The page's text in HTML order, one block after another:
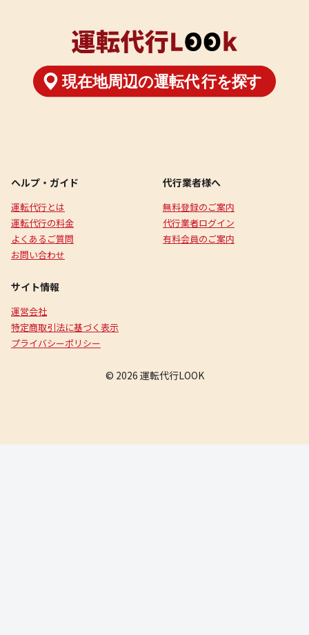
ヘルプ・ガイド
運転代行とは
運転代行の料金
よくあるご質問
お問い合わせ
代行業者様へ
無料登録のご案内
代行業者ログイン
有料会員のご案内
サイト情報
運営会社
特定商取引法に基づく表示
プライバシーポリシー
© 2026 運転代行LOOK